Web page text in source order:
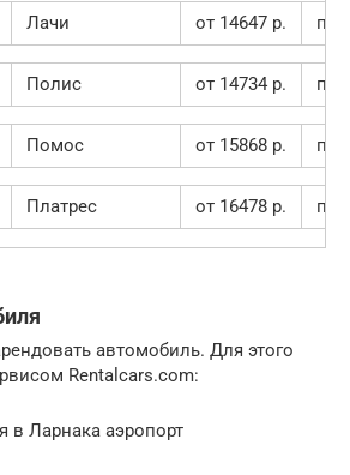
Лачи от 14647 p.
Полис от 14734 p.
Помос от 15868 p.
Платрес от 16478 p.
автомобиль. Для этого
Rentalcars.com:
в Ларнака аэропорт